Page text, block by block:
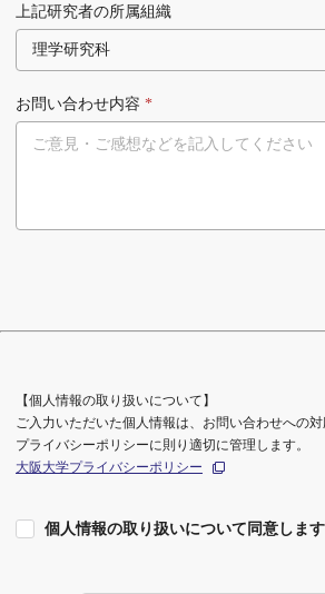
上記研究者の所属組織
お問い合わせ内容 *
【個人情報の取り扱いについて】
ご入力いただいた個人情報は、お問い合わせへの
プライバシーポリシーに則り適切に管理します。
大阪大学プライバシーポリシー
個人情報の取り扱いについて同意します